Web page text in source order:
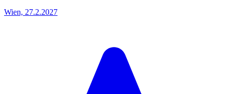
Wien, 27.2.2027